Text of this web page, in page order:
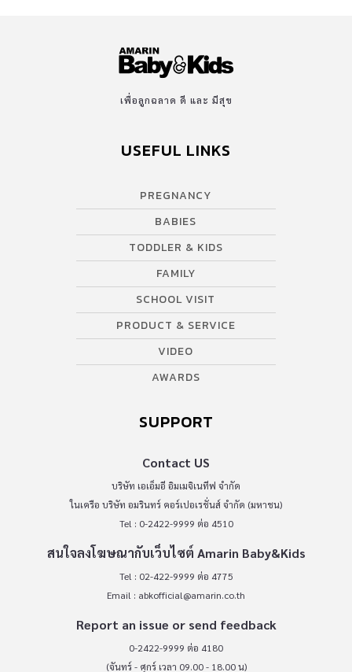
เพื่อลูกฉลาด ดี และ มีสุข
USEFUL LINKS
PREGNANCY
BABIES
TODDLER & KIDS
FAMILY
SCHOOL VISIT
PRODUCT & SERVICE
VIDEO
AWARDS
SUPPORT
Contact US
บริษัท เอเอ็มอี อิมเมจิเนทีฟ จำกัด
ในเครือ บริษัท อมรินทร์ คอร์เปอเรชั่นส์ จำกัด (มหาชน)
Tel : 0-2422-9999 ต่อ 4510
สนใจลงโฆษณากับเว็บไซต์ Amarin Baby&Kids
Tel : 02-422-9999 ต่อ 4775
Email : abkofficial@amarin.co.th
Report an issue or send feedback
0-2422-9999 ต่อ 4180
(จันทร์ - ศุกร์ เวลา 09.00 - 18.00 น)